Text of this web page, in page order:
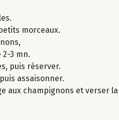
morceaux.
3 mn.
puis réserver.
assaisonner.
aux champignons et verser